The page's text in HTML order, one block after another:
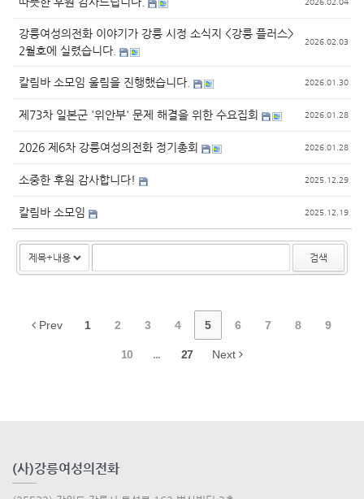
2026.02.04
강릉여성의전화 이야기가 강릉 시정 소식지 <강릉 플러스>
2월호에 실렸습니다.
2026.02.03
칼림바 소모임 울림을 진행했습니다. 2026.01.30
제73차 일본군 '위안부' 문제 해결을 위한 수요집회 2026.01.28
2026 제6차 강릉여성의전화 정기총회 2026.01.28
소중한 후원 감사합니다! 2025.12.29
칼림바 소모임 2025.12.19
검색
Prev 1 2 3 4 5 6 7 8 9
10 ... 27 Next
(사)강릉여성의전화